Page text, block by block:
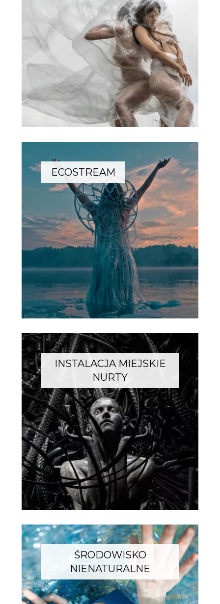
ECOSTREAM
INSTALACJA MIEJSKIE
NURTY
ŚRODOWISKO
NIENATURALNE